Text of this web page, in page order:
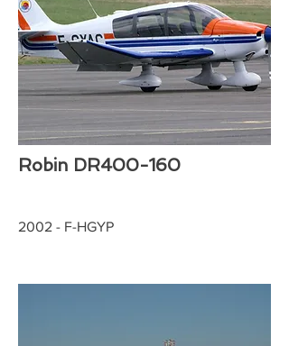
Robin DR400-160
2002 - F-HGYP